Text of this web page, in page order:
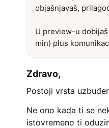
objašnjavaš,
U preview-u dobijaš
min) plus
Zdravo,
Postoji vrsta
Ne ono kada ti se
istovremeno ti